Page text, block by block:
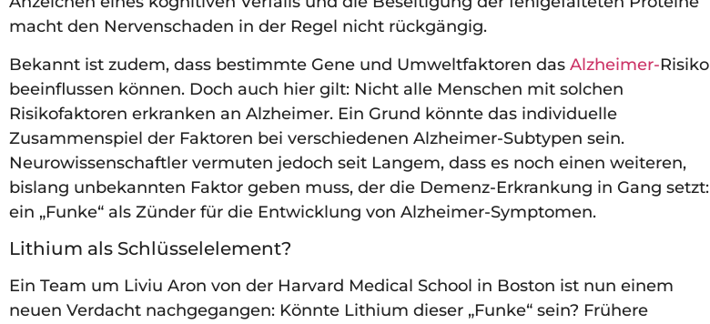
macht den Nervenschaden in der Regel nicht rückgängig.
Bekannt ist zudem, dass bestimmte Gene und Umweltfaktoren das Alzheimer-Risiko
beeinflussen können. Doch auch hier gilt: Nicht alle Menschen mit solchen
Risikofaktoren erkranken an Alzheimer. Ein Grund könnte das individuelle
Zusammenspiel der Faktoren bei verschiedenen Alzheimer-Subtypen sein.
Neurowissenschaftler vermuten jedoch seit Langem, dass es noch einen weiteren,
bislang unbekannten Faktor geben muss, der die Demenz-Erkrankung in Gang setzt:
ein „Funke“ als Zünder für die Entwicklung von Alzheimer-Symptomen.
Lithium als Schlüsselelement?
Ein Team um Liviu Aron von der Harvard Medical School in Boston ist nun einem
neuen Verdacht nachgegangen: Könnte Lithium dieser „Funke“ sein? Frühere